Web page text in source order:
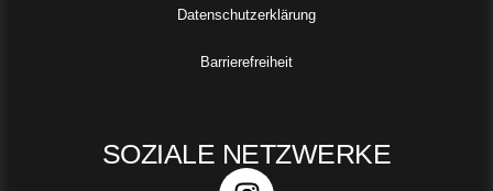
Datenschutzerklärung
Barrierefreiheit
SOZIALE NETZWERKE